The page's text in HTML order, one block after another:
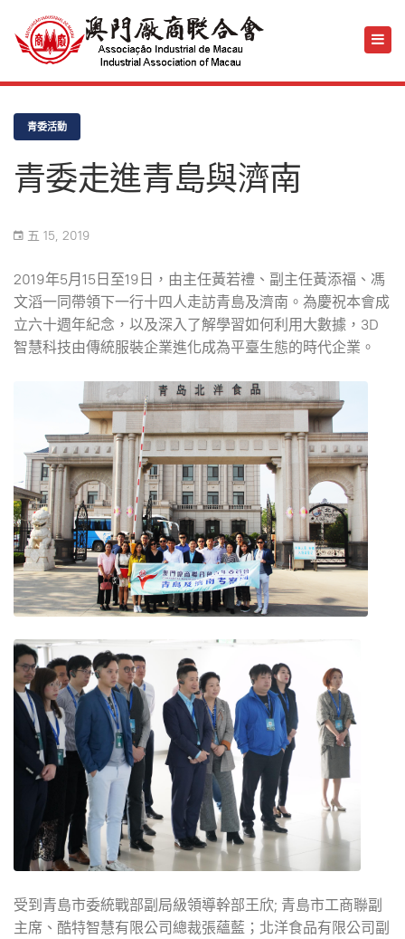
青委活動
青委走進青島與濟南
五 15, 2019
2019年5月15日至19日，由主任黃若禮、副主任黃添福、馮
文滔一同帶領下一行十四人走訪青島及濟南。為慶祝本會成
立六十週年紀念，以及深入了解學習如何利用大數據，3D
智慧科技由傳統服裝企業進化成為平臺生態的時代企業。
受到青島市委統戰部副局級領導幹部王欣; 青島市工商聯副
主席、酷特智慧有限公司總裁張蘊藍；北洋食品有限公司副